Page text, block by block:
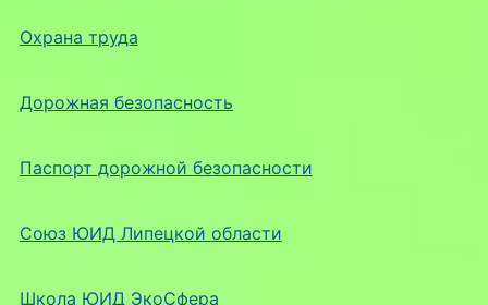
Охрана труда
Дорожная безопасность
Паспорт дорожной безопасности
Союз ЮИД Липецкой области
Школа ЮИД ЭкоСфера